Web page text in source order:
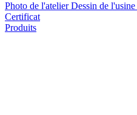
Photo de l'atelierDessin de l'usine
Certificat
Produits